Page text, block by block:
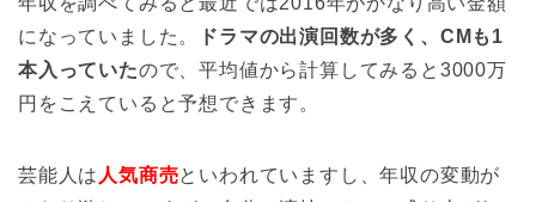
になっていました。
ドラマの出演回数が多く、CMも1
本入っていたので、平均値から計算してみると3000万
円をこえていると予想できます。
芸能人は 人気商売といわれていますし、年収の変動が